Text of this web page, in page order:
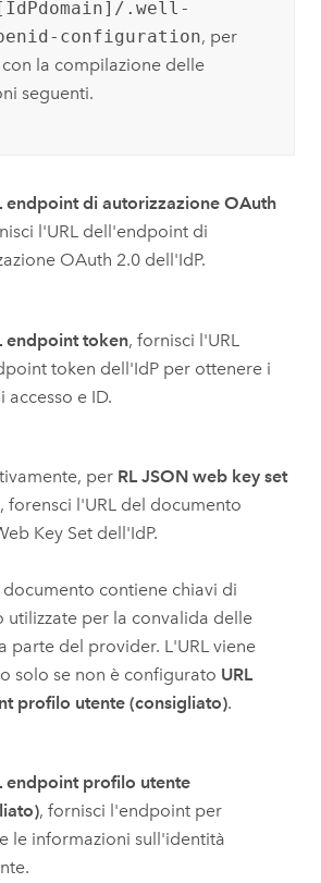
.well-
configuration, per
con la compilazione delle
seguenti.
endpoint di autorizzazione OAuth
l'URL dell'endpoint di
OAuth 2.0 dell'IdP.
endpoint token, fornisci l'URL
token dell'IdP per ottenere i
accesso e ID.
per RL JSON web key set
, forensci l'URL del documento
Key Set dell'IdP.
documento contiene chiavi di
utilizzate per la convalida delle
parte del provider. L'URL viene
solo se non è configurato URL
profilo utente (consigliato).
endpoint profilo utente
, fornisci l'endpoint per
le informazioni sull'identità